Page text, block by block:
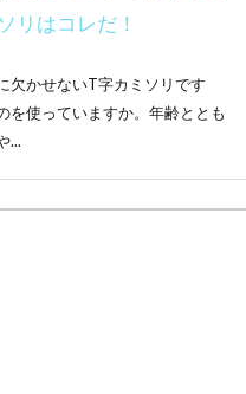
リはコレだ！
欠かせないT字カミソリです
を使っていますか。年齢ととも
...